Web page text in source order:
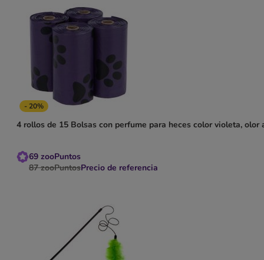
- 20%
4 rollos de 15 Bolsas con perfume para heces color violeta, olor
69 zooPuntos
87 zooPuntosPrecio de referencia